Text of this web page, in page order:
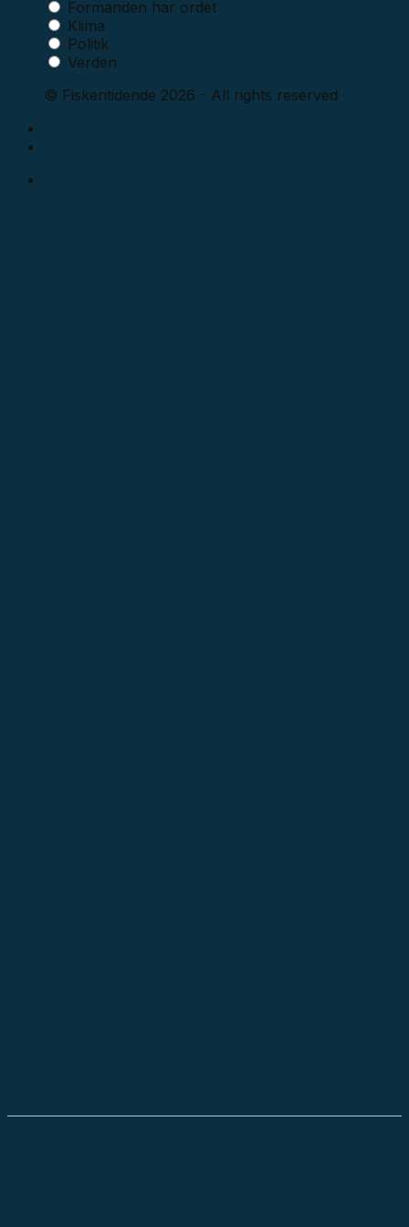
Formanden har ordet
Klima
Politik
Verden
© Fiskeritidende 2026 - All rights reserved